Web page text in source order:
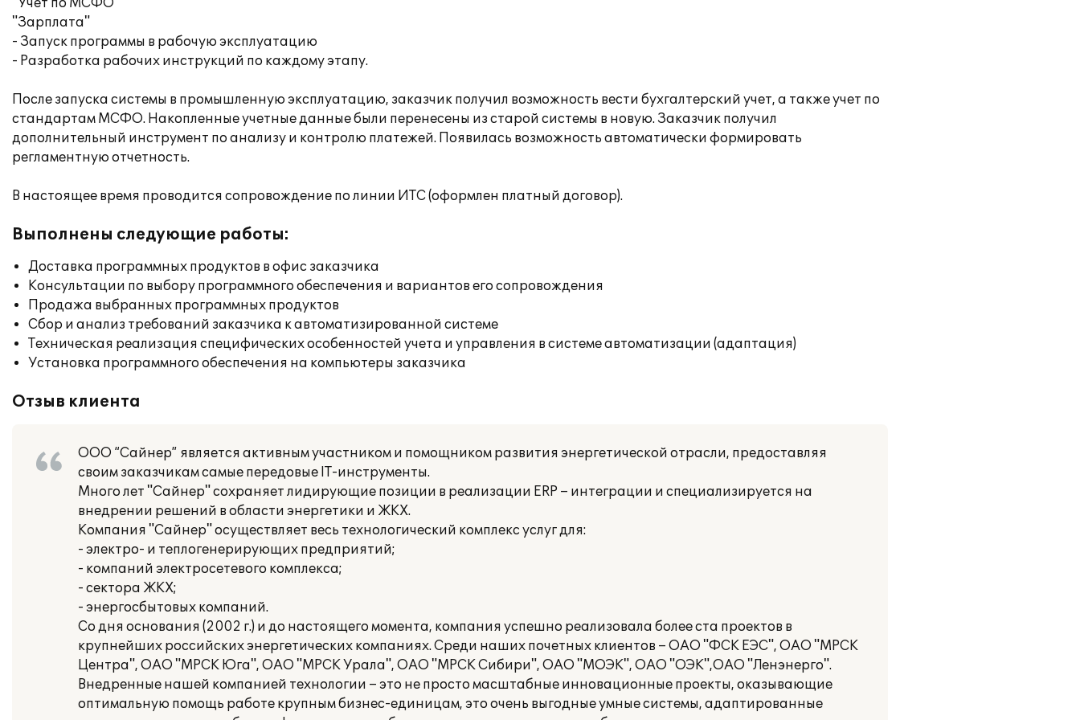
"Учет по МСФО"
"Зарплата"
- Запуск программы в рабочую эксплуатацию
- Разработка рабочих инструкций по каждому этапу.
После запуска системы в промышленную эксплуатацию, заказчик получил возможность вести бухгалтерский учет, а также учет по
стандартам МСФО. Накопленные учетные данные были перенесены из старой системы в новую. Заказчик получил
дополнительный инструмент по анализу и контролю платежей. Появилась возможность автоматически формировать
регламентную отчетность.
В настоящее время проводится сопровождение по линии ИТС (оформлен платный договор).
Выполнены следующие работы:
Доставка программных продуктов в офис заказчика
Консультации по выбору программного обеспечения и вариантов его сопровождения
Продажа выбранных программных продуктов
Сбор и анализ требований заказчика к автоматизированной системе
Техническая реализация специфических особенностей учета и управления в системе автоматизации (адаптация)
Установка программного обеспечения на компьютеры заказчика
Отзыв клиента
ООО “Сайнер” является активным участником и помощником развития энергетической отрасли, предоставляя
своим заказчикам самые передовые IT-инструменты.
Много лет "Сайнер" сохраняет лидирующие позиции в реализации ERP – интеграции и специализируется на
внедрении решений в области энергетики и ЖКХ.
Компания "Сайнер" осуществляет весь технологический комплекс услуг для:
- электро- и теплогенерирующих предприятий;
- компаний электросетевого комплекса;
- сектора ЖКХ;
- энергосбытовых компаний.
Со дня основания (2002 г.) и до настоящего момента, компания успешно реализовала более ста проектов в
крупнейших российских энергетических компаниях. Среди наших почетных клиентов – ОАО "ФСК ЕЭС", ОАО "МРСК
Центра", ОАО "МРСК Юга", ОАО "МРСК Урала", ОАО "МРСК Сибири", ОАО "МОЭК", ОАО "ОЭК",ОАО "Ленэнерго".
Внедренные нашей компанией технологии – это не просто масштабные инновационные проекты, оказывающие
оптимальную помощь работе крупным бизнес-единицам, это очень выгодные умные системы, адаптированные